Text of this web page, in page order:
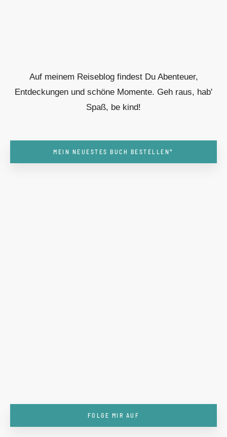
Auf meinem Reiseblog findest Du Abenteuer,
Entdeckungen und schöne Momente. Geh raus, hab'
Spaß, be kind!
MEIN NEUESTES BUCH BESTELLEN*
FOLGE MIR AUF